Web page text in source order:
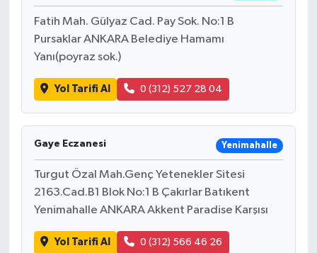
Fatih Mah. Gülyaz Cad. Pay Sok. No:1 B
Pursaklar ANKARA Belediye Hamamı
Yanı(poyraz sok.)
Yol Tarifi Al 0 (312) 527 28 04
Gaye Eczanesi Yenimahalle
Turgut Özal Mah.Genç Yetenekler Sitesi
2163.Cad.B1 Blok No:1 B Çakırlar Batıkent
Yenimahalle ANKARA Akkent Paradise Karşısı
Yol Tarifi Al 0 (312) 566 46 26